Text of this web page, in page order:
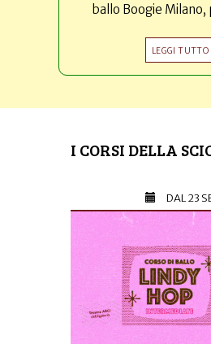
ballo Boogie Milano,
LEGGI TUTTO
I CORSI DELLA
DAL23